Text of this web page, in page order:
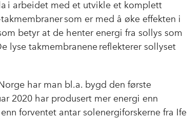
e
o
k
k
e
d
I
n
s
i arbeidet med et utvikle et komplett
som er med å øke effekten i
betyr at de henter energi fra sollys som
lyse takmembranene reflekterer sollyset
har man bl.a. bygd den første
2020 har produsert mer energi enn
forventet antar solenergiforskerne fra Ife